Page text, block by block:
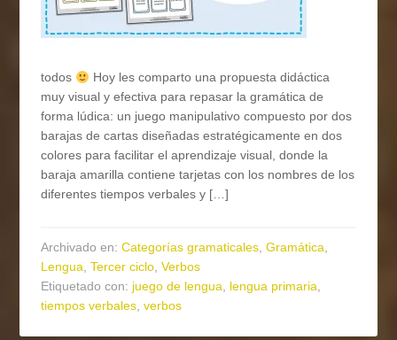
todos
Hoy les comparto una propuesta didáctica
muy visual y efectiva para repasar la gramática de
forma lúdica: un juego manipulativo compuesto por dos
barajas de cartas diseñadas estratégicamente en dos
colores para facilitar el aprendizaje visual, donde la
baraja amarilla contiene tarjetas con los nombres de los
diferentes tiempos verbales y […]
Archivado en:Categorías gramaticales,Gramática,
Lengua,Tercer ciclo,Verbos
Etiquetado con: juego de lengua, lengua primaria,
tiempos verbales,verbos